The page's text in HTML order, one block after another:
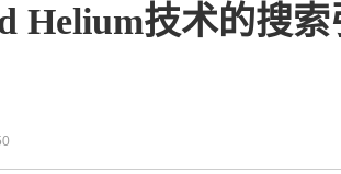
Helium技术的搜索